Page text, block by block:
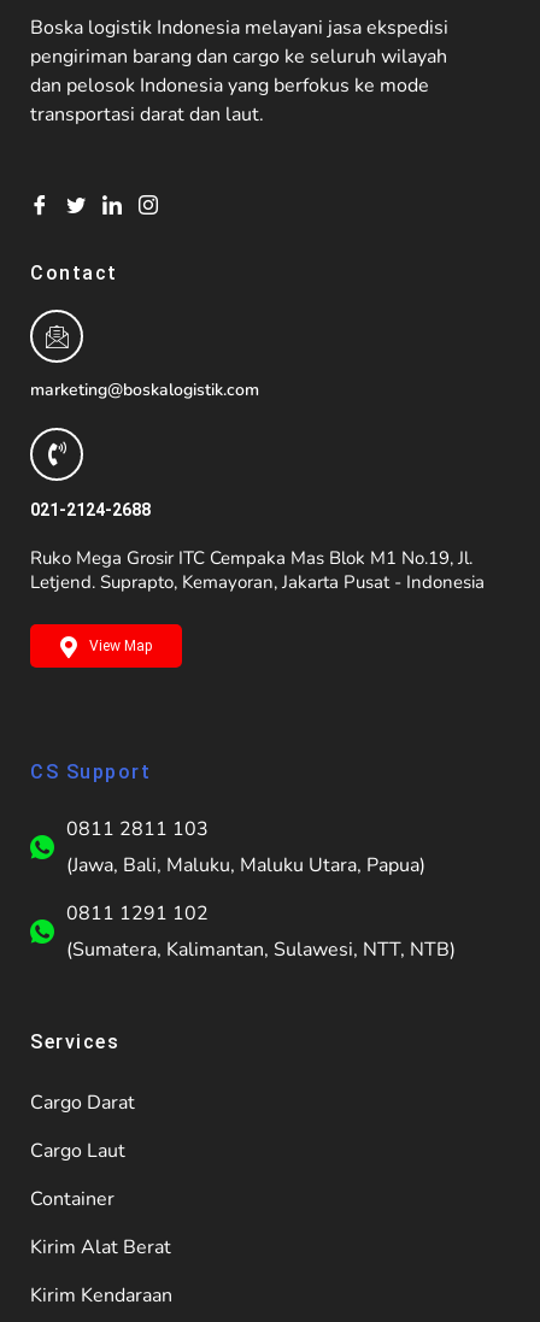
Boska logistik Indonesia melayani jasa ekspedisi
pengiriman barang dan cargo ke seluruh wilayah
dan pelosok Indonesia yang berfokus ke mode
transportasi darat dan laut.
Contact
marketing@boskalogistik.com
021-2124-2688
Ruko Mega Grosir ITC Cempaka Mas Blok M1 No.19, Jl.
Letjend. Suprapto, Kemayoran, Jakarta Pusat - Indonesia
View Map
CS Support
0811 2811 103
(Jawa, Bali, Maluku, Maluku Utara, Papua)
0811 1291 102
(Sumatera, Kalimantan, Sulawesi, NTT, NTB)
Services
Cargo Darat
Cargo Laut
Container
Kirim Alat Berat
Kirim Kendaraan